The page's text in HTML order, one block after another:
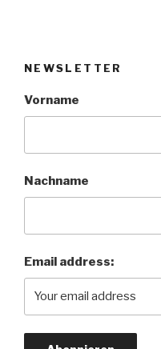
NEWSLETTER
Vorname
Nachname
Email address: